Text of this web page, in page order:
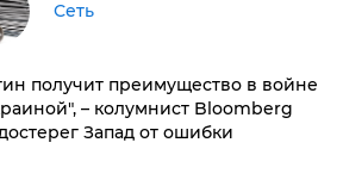
Сеть
получит преимущество в войне
– колумнист Bloomberg
Запад от ошибки